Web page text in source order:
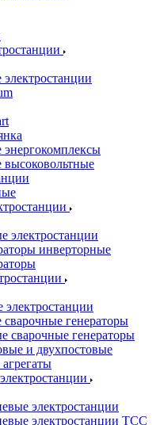
энергокомплексы
высоковольтные
электростанции
инверторные
сварочные генераторы
сварочные генераторы
и двухпостовые
электростанции
электростанции ТСС